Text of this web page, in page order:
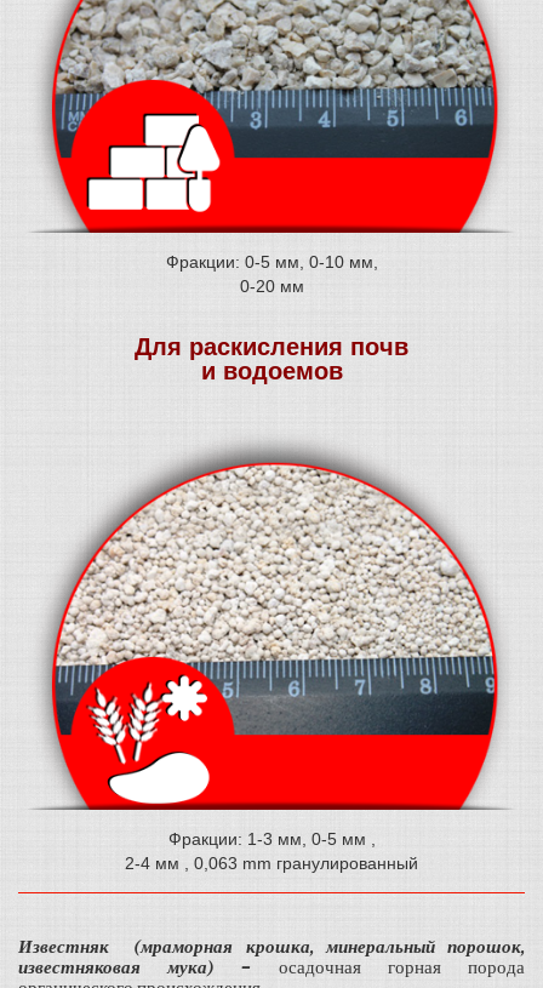
Фракции: 0-5 мм, 0-10 мм,
0-20 мм
Для раскисления почв
и водоемов
Фракции: 1-3 мм, 0-5 мм ,
2-4 мм , 0,063 mm гранулированный
Известняк (мраморная крошка, минеральный порошок,
известняковая мука) – осадочная горная порода